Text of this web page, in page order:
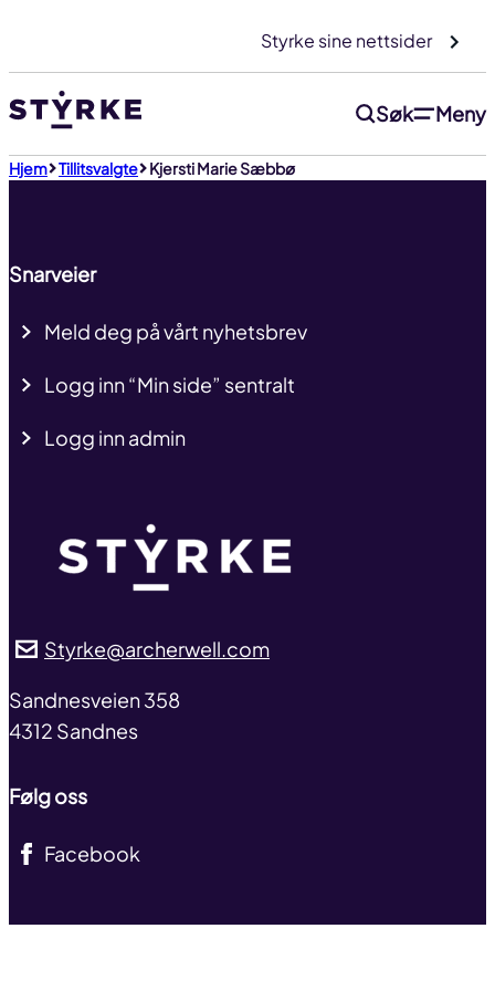
innhold
Styrke sine nettsider
Søk Meny
Hjem Tillitsvalgte Kjersti Marie Sæbbø
Snarveier
Meld deg på vårt nyhetsbrev
Logg inn “Min side” sentralt
Logg inn admin
Styrke@archerwell.com
address
Sandnesveien 358
4312 Sandnes
Følg oss
Facebook